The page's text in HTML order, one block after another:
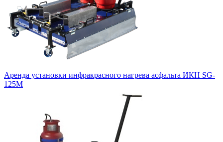
Аренда установки инфракрасного нагрева асфальта ИКН SG-
125М